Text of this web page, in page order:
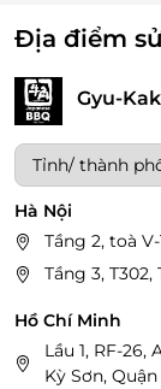
Địa điểm
Gyu-
Hà Nội
Tầng 2, toà
Tầng 3,
Hồ Chí Minh
Lầu 1, RF-26,
Kỳ Sơn,